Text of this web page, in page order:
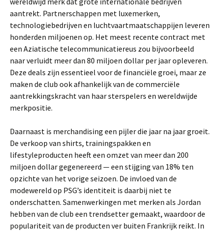
aantrekt. Partnerschappen met luxemerken,
technologiebedrijven en luchtvaartmaatschappijen leveren
honderden miljoenen op. Het meest recente contract met
een Aziatische telecommunicatiereus zou bijvoorbeeld
naar verluidt meer dan 80 miljoen dollar per jaar opleveren.
Deze deals zijn essentieel voor de financiële groei, maar ze
maken de club ook afhankelijk van de commerciële
aantrekkingskracht van haar sterspelers en wereldwijde
merkpositie.
Daarnaast is merchandising een pijler die jaar na jaar groeit.
De verkoop van shirts, trainingspakken en
lifestyleproducten heeft een omzet van meer dan 200
miljoen dollar gegenereerd — een stijging van 18% ten
opzichte van het vorige seizoen. De invloed van de
modewereld op PSG’s identiteit is daarbij niet te
onderschatten. Samenwerkingen met merken als Jordan
hebben van de club een trendsetter gemaakt, waardoor de
populariteit van de producten ver buiten Frankrijk reikt. In